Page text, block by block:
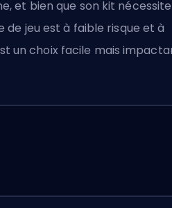
et bien que son kit
de jeu est à faible risque et à
un choix facile mais